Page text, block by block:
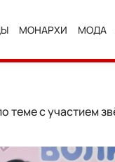
МОНАРХИ МОДА
теме с участием